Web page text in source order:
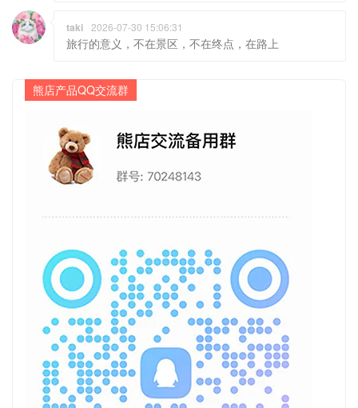
taki 2026-07-30 15:06:31
旅行的意义，不在景区，不在终点，在路上
熊店产品QQ交流群